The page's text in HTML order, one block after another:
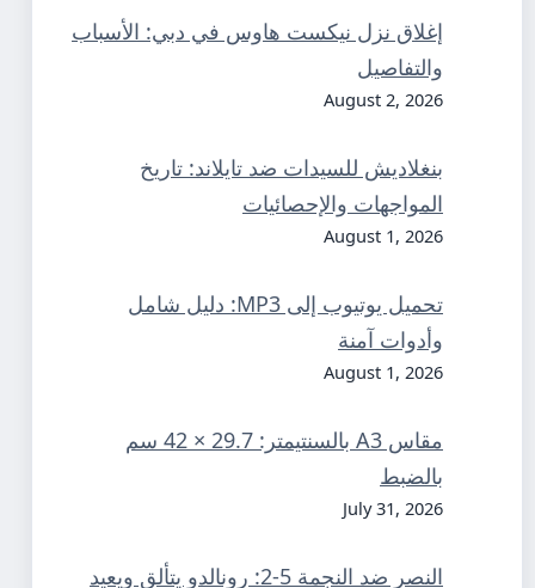
إغلاق نزل نيكست هاوس في دبي: الأسباب
والتفاصيل
August 2, 2026
بنغلاديش للسيدات ضد تايلاند: تاريخ
المواجهات والإحصائيات
August 1, 2026
تحميل يوتيوب إلى MP3: دليل شامل
وأدوات آمنة
August 1, 2026
مقاس A3 بالسنتيمتر: 29.7 × 42 سم
بالضبط
July 31, 2026
النصر ضد النجمة 5-2: رونالدو يتألق ويعيد